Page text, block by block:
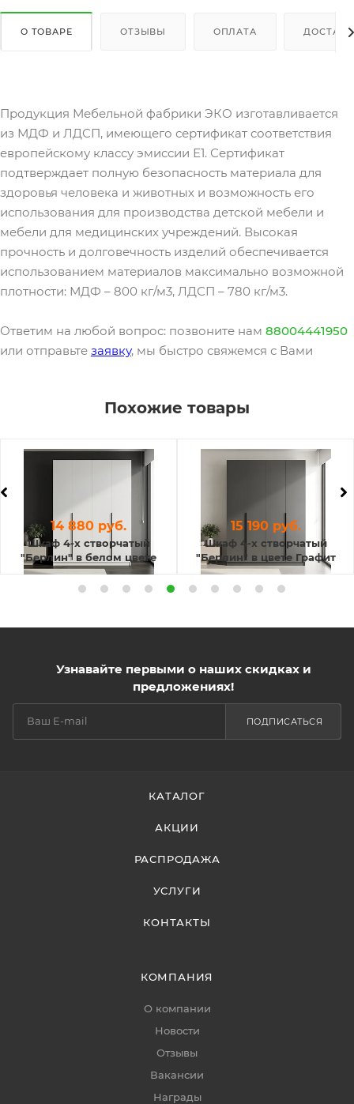
О ТОВАРЕ ОТЗЫВЫ ОПЛАТА
Продукция Мебельной фабрики ЭКО изготавливается
из МДФ и ЛДСП, имеющего сертификат соответствия
европейскому классу эмиссии Е1. Сертификат
подтверждает полную безопасность материала для
здоровья человека и животных и возможность его
использования для производства детской мебели и
мебели для медицинских учреждений. Высокая
прочность и долговечность изделий обеспечивается
использованием материалов максимально возможной
плотности: МДФ – 800 кг/м3, ЛДСП – 780 кг/м3.
Ответим на любой вопрос: позвоните нам 88004441950
или отправьте заявку, мы быстро свяжемся с Вами
Похожие товары
Шкаф 4-х створчатый
"Берлин" в белом цвете
14 880 руб.
Шкаф 4-х створчатый
"Берлин" в цвете Графит
15 190 руб.
Узнавайте первыми о наших скидках и
предложениях!
ПОДПИСАТЬСЯ
КАТАЛОГ
АКЦИИ
РАСПРОДАЖА
УСЛУГИ
КОНТАКТЫ
КОМПАНИЯ
О компании
Новости
Отзывы
Вакансии
Награды